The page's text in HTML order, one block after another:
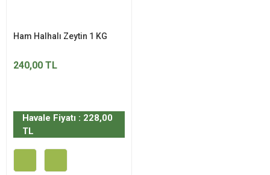
Ham Halhalı Zeytin 1 KG
240,00 TL
Havale Fiyatı : 228,00
TL